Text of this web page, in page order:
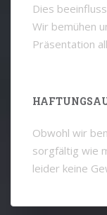
Dies
Wir bemühen
Präsentation
Obwohl wir
sorgfältig wie
leider keine